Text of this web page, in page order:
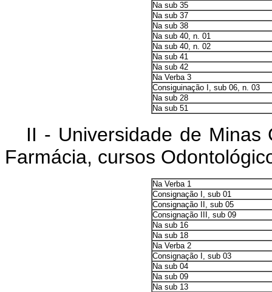
Na sub 35
Na sub 37
Na sub 38
Na sub 40, n. 01
Na sub 40, n. 02
Na sub 41
Na sub 42
Na Verba 3
Consiguinação I, sub 06, n. 03
Na sub 28
Na sub 51
II - Universidade de Minas
Farmácia, cursos
Na Verba 1
Consignação I, sub 01
Consignação II, sub 05
Consignação III, sub 09
Na sub 16
Na sub 18
Na Verba 2
Consignação I, sub 03
Na sub 04
Na sub 09
Na sub 13